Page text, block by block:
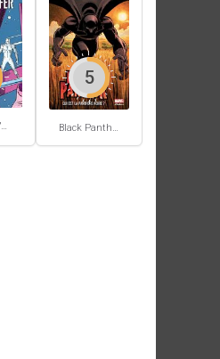
Le Surfer d'Argent Par Stan Lee / Moebius Black Panther
5